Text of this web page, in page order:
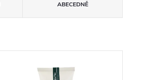
ABECEDNĚ